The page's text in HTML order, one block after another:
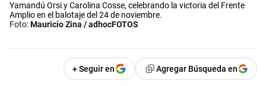
Yamandú Orsi y Carolina Cosse, celebrando la victoria del Frente
Amplio en el balotaje del 24 de noviembre.
Foto:Mauricio Zina / adhocFOTOS
+ Seguir en Agregar Búsqueda en